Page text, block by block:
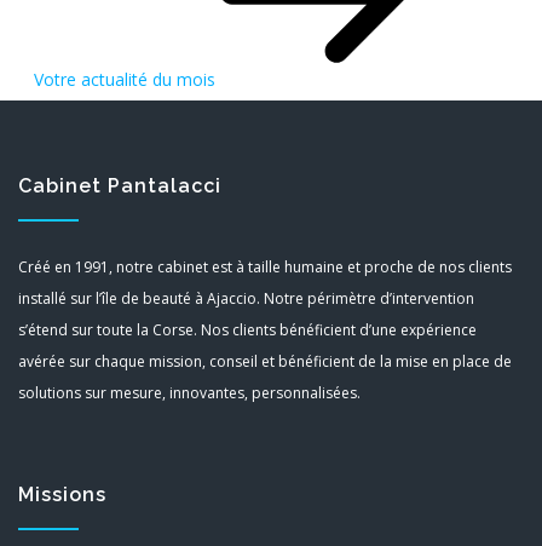
Votre actualité du mois
Cabinet Pantalacci
Créé en 1991, notre cabinet est à taille humaine et proche de nos clients
installé sur l’île de beauté à Ajaccio. Notre périmètre d’intervention
s’étend sur toute la Corse. Nos clients bénéficient d’une expérience
avérée sur chaque mission, conseil et bénéficient de la mise en place de
solutions sur mesure, innovantes, personnalisées.
Missions